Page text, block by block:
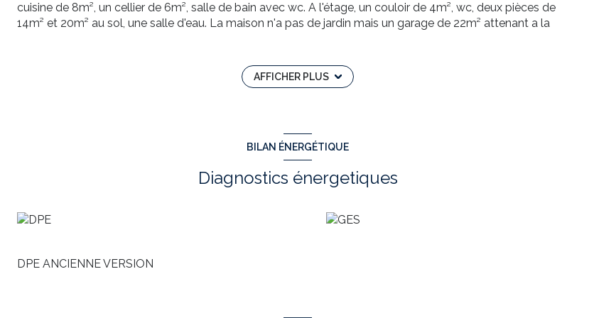
cuisine de 8m², un cellier de 6m², salle de bain avec wc. A l'étage, un couloir de 4m², wc, deux pièces de
14m² et 20m² au sol, une salle d'eau. La maison n'a pas de jardin mais un garage de 22m² attenant a la
Annonce immobilière rédigée sous la responsabilité éditoriale d'un agent commercial indépendant RSAC
AFFICHER PLUS
BILAN ÉNERGÉTIQUE
Diagnostics énergetiques
DPE ANCIENNE VERSION